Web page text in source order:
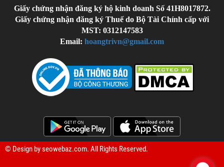
Giấy chứng nhận đăng ký hộ kinh doanh Số 41H8017872.
Giấy chứng nhận đăng ký Thuế do Bộ Tài Chính cấp với
MST: 0312147583
Email: hoangtrivn@gmail.com
© Design byseowebaz.com. All Rights Reserved.